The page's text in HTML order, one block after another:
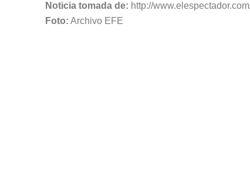
Noticia tomada de: http://
Foto: Archivo EFE